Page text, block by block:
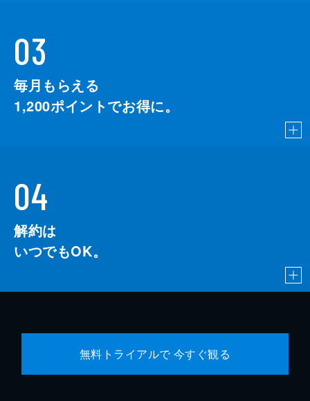
03
毎月もらえる
1,200ポイントでお得に。
04
解約は
いつでもOK。
無料トライアルで 今すぐ観る